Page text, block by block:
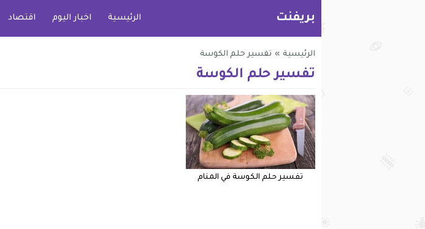
بريفنت الرئيسية اخبار اليوم اقتصاد
الرئيسية » تفسير حلم الكوسة
تفسير حلم الكوسة
تفسير حلم الكوسة في المنام